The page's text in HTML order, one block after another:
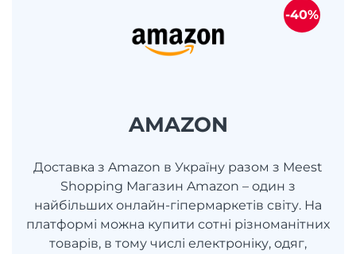
AMAZON
Доставка з Amazon в Україну разом з Meest
Shopping Магазин Amazon – один з
найбільших онлайн-гіпермаркетів світу. На
платформі можна купити сотні різноманітних
товарів, в тому числі електроніку, одяг,
-40%